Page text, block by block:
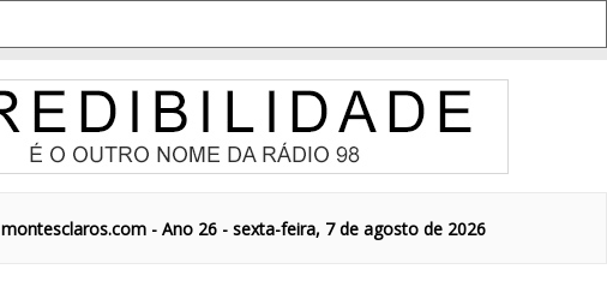
montesclaros.com - Ano 26 - sexta-feira, 7 de agosto de 2026